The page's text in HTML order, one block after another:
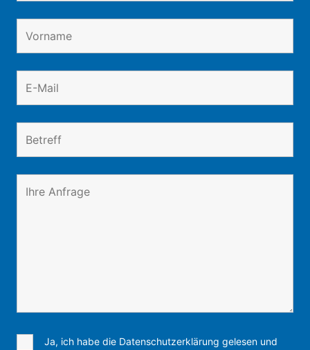
Ja, ich habe die Datenschutzerklärung gelesen und